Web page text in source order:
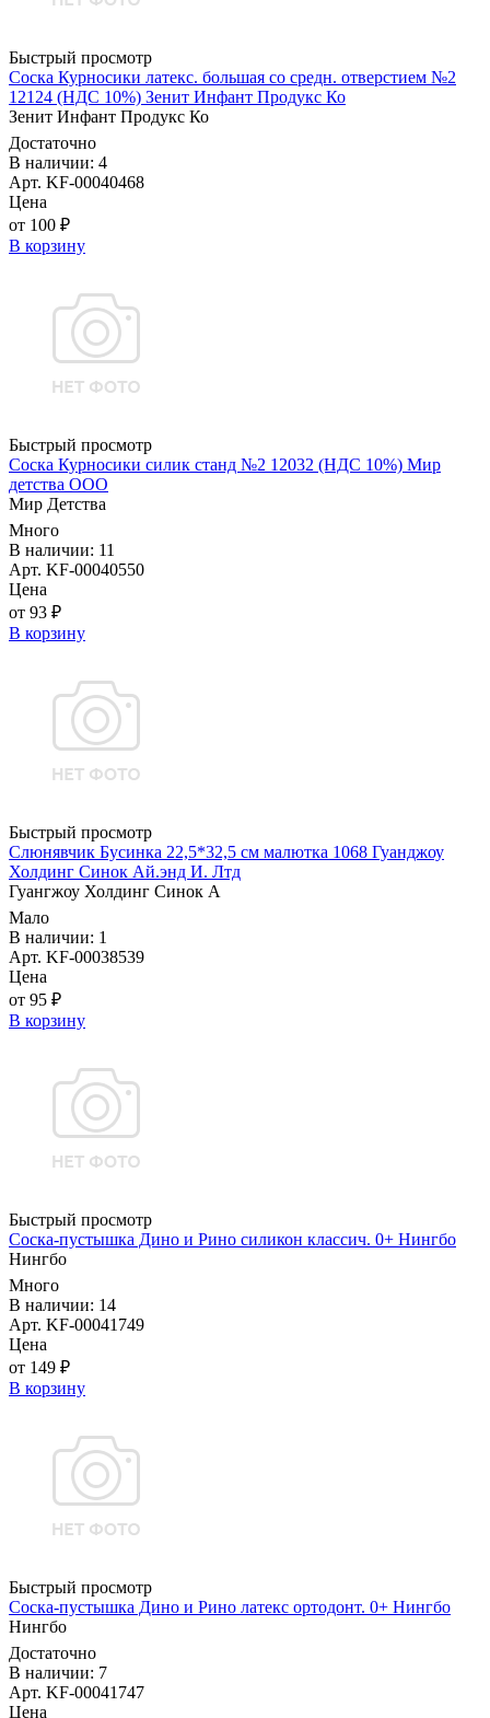
Быстрый просмотр
Соска Курносики латекс. большая со средн. отверстием №2
12124 (НДС 10%) Зенит Инфант Продукс Ко
Зенит Инфант Продукс Ко
Достаточно
В наличии: 4
Арт. KF-00040468
Цена
от 100 ₽
В корзину
Быстрый просмотр
Соска Курносики силик станд №2 12032 (НДС 10%) Мир
детства ООО
Мир Детства
Много
В наличии: 11
Арт. KF-00040550
Цена
от 93 ₽
В корзину
Быстрый просмотр
Слюнявчик Бусинка 22,5*32,5 см малютка 1068 Гуанджоу
Холдинг Синок Ай.энд И. Лтд
Гуангжоу Холдинг Синок А
Мало
В наличии: 1
Арт. KF-00038539
Цена
от 95 ₽
В корзину
Быстрый просмотр
Соска-пустышка Дино и Рино силикон классич. 0+ Нингбо
Нингбо
Много
В наличии: 14
Арт. KF-00041749
Цена
от 149 ₽
В корзину
Быстрый просмотр
Соска-пустышка Дино и Рино латекс ортодонт. 0+ Нингбо
Нингбо
Достаточно
В наличии: 7
Арт. KF-00041747
Цена